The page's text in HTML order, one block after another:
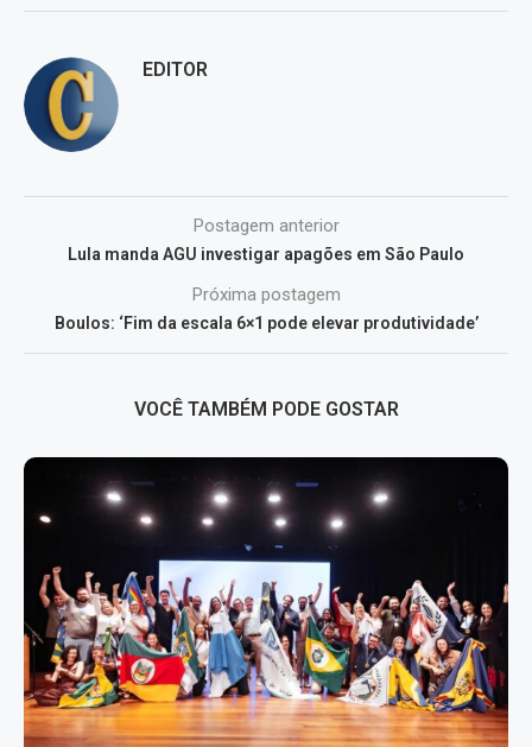
EDITOR
Postagem anterior
Lula manda AGU investigar apagões em São Paulo
Próxima postagem
Boulos: ‘Fim da escala 6×1 pode elevar produtividade’
VOCÊ TAMBÉM PODE GOSTAR